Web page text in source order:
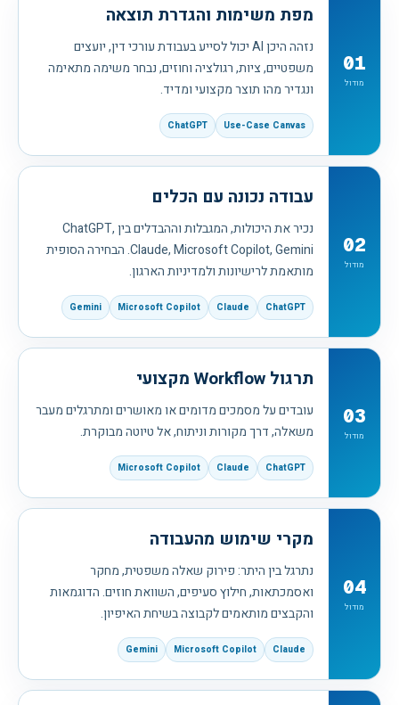
01
מודול
מפת משימות והגדרת תוצאה
נזהה היכן AI יכול לסייע בעבודת עורכי דין, יועצים
משפטיים, ציות, רגולציה וחוזים, נבחר משימה מתאימה
ונגדיר מהו תוצר מקצועי ומדיד.
Use-Case Canvas
ChatGPT
02
מודול
עבודה נכונה עם הכלים
נכיר את היכולות, המגבלות וההבדלים בין ChatGPT,
Claude, Microsoft Copilot, Gemini. הבחירה הסופית
מותאמת לרישיונות ולמדיניות הארגון.
ChatGPT
Claude
Microsoft Copilot
Gemini
03
מודול
תרגול Workflow מקצועי
עובדים על מסמכים מדומים או מאושרים ומתרגלים מעבר
משאלה, דרך מקורות וניתוח, אל טיוטה מבוקרת.
ChatGPT
Claude
Microsoft Copilot
04
מודול
מקרי שימוש מהעבודה
נתרגל בין היתר: פירוק שאלה משפטית, מחקר
ואסמכתאות, חילוץ סעיפים, השוואת חוזים. הדוגמאות
והקבצים מותאמים לקבוצה בשיחת האיפיון.
Claude
Microsoft Copilot
Gemini